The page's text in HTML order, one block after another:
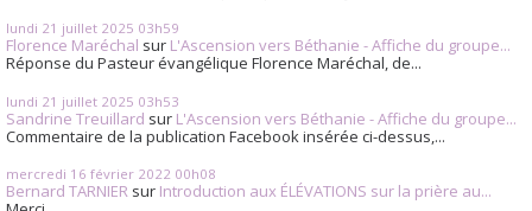
lundi 21 juillet 2025 03h59
Florence Maréchal sur L'Ascension vers Béthanie - Affiche du groupe...
Réponse du Pasteur évangélique Florence Maréchal, de...
lundi 21 juillet 2025 03h53
Sandrine Treuillard sur L'Ascension vers Béthanie - Affiche du groupe...
Commentaire de la publication Facebook insérée ci-dessus,...
mercredi 16 février 2022 00h08
Bernard TARNIER sur Introduction aux ÉLÉVATIONS sur la prière au...